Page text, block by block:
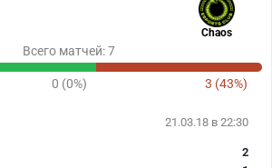
Chaos
Всего матчей: 7
0 (0%) 3 (43%)
21.03.18 в 22:30
2